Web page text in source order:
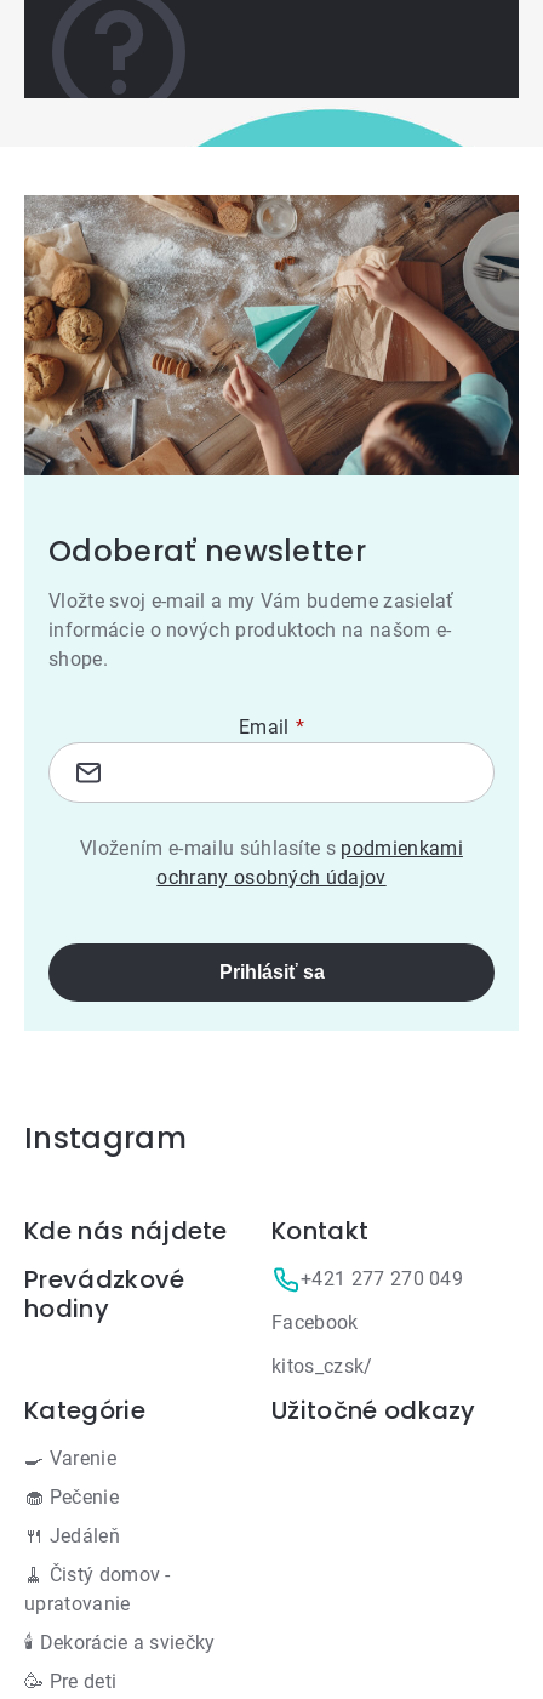
Odoberať newsletter
Vložte svoj e-mail a my Vám budeme zasielať
informácie o nových produktoch na našom e-
shope.
Email
Vložením e-mailu súhlasíte s podmienkami
ochrany osobných údajov
Prihlásiť sa
Instagram
Zápätie
Kde nás nájdete
Prevádzkové
hodiny
Kontakt
+421 277 270 049
Facebook
kitos_czsk/
Kategórie
🍳 Varenie
🧁 Pečenie
🍴 Jedáleň
🧹 Čistý domov -
upratovanie
🕯 Dekorácie a sviečky
🥳 Pre deti
Užitočné odkazy